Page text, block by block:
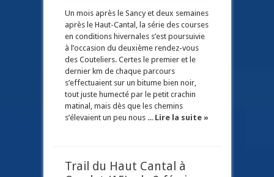
Un mois après le Sancy et deux semaines
après le Haut-Cantal, la série des courses
en conditions hivernales s’est poursuivie
à l’occasion du deuxième rendez-vous
des Couteliers. Certes le premier et le
dernier km de chaque parcours
s’effectuaient sur un bitume bien noir,
tout juste humecté par le petit crachin
matinal, mais dès que les chemins
s’élevaient un peu nous ... Lire la suite »
Trail du Haut Cantal à